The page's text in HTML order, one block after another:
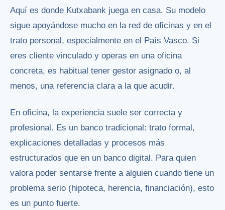
Aquí es donde Kutxabank juega en casa. Su modelo
sigue apoyándose mucho en la red de oficinas y en el
trato personal, especialmente en el País Vasco. Si
eres cliente vinculado y operas en una oficina
concreta, es habitual tener gestor asignado o, al
menos, una referencia clara a la que acudir.
En oficina, la experiencia suele ser correcta y
profesional. Es un banco tradicional: trato formal,
explicaciones detalladas y procesos más
estructurados que en un banco digital. Para quien
valora poder sentarse frente a alguien cuando tiene un
problema serio (hipoteca, herencia, financiación), esto
es un punto fuerte.